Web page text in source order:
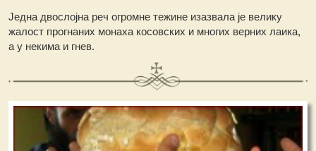
Једна двослојна реч огромне тежине изазвала је велику
жалост прогнаних монаха косовских и многих верних лаика,
а у некима и гнев.